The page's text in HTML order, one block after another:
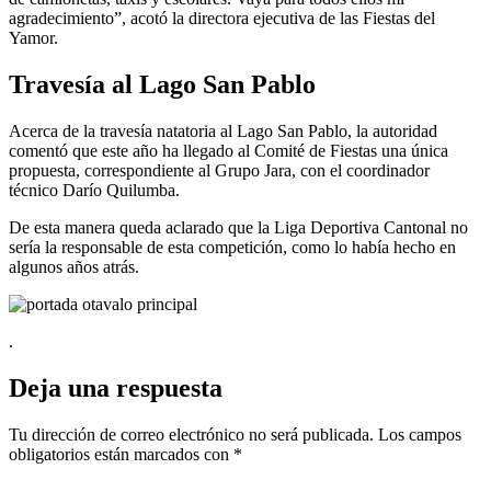
agradecimiento”, acotó la directora ejecutiva de las Fiestas del
Yamor.
Travesía al Lago San Pablo
Acerca de la travesía natatoria al Lago San Pablo, la autoridad
comentó que este año ha llegado al Comité de Fiestas una única
propuesta, correspondiente al Grupo Jara, con el coordinador
técnico Darío Quilumba.
De esta manera queda aclarado que la Liga Deportiva Cantonal no
sería la responsable de esta competición, como lo había hecho en
algunos años atrás.
.
Deja una respuesta
Tu dirección de correo electrónico no será publicada. Los campos
obligatorios están marcados con *